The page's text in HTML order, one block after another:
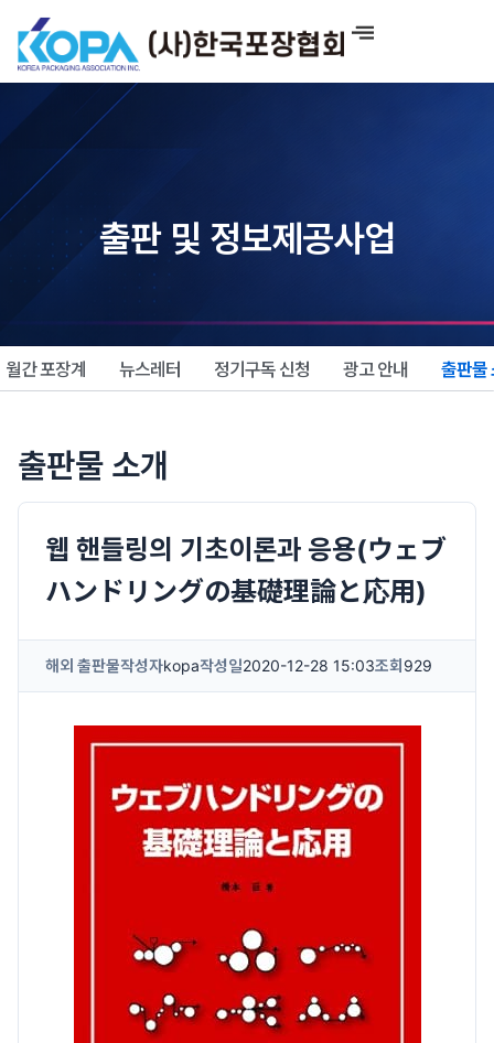
너
출판 및 정보제공사업
월간 포장계 뉴스레터 정기구독 신청 광고 안내 출판물
출판물 소개
웹 핸들링의 기초이론과 응용(ウェブ
ハンドリングの基礎理論と応用)
해외 출판물작성자kopa작성일2020-12-28 15:03조회 929